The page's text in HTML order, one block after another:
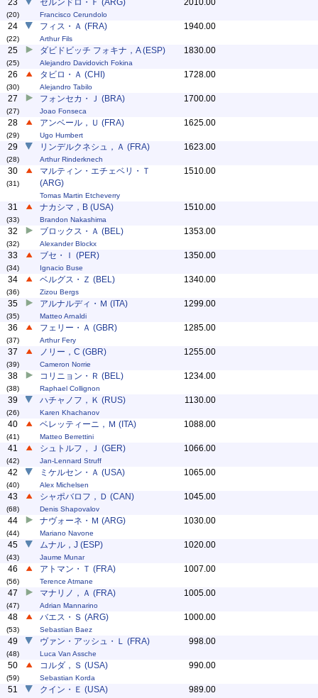
23
(20)
セルンドロ・Ｆ (ARG)
Francisco Cerundolo
2010.00
24
(22)
フィス・Ａ (FRA)
Arthur Fils
1940.00
25
(25)
ダビドビッチ フォキナ，A (ESP)
Alejandro Davidovich Fokina
1830.00
26
(30)
タビロ・Ａ (CHI)
Alejandro Tabilo
1728.00
27
(27)
フォンセカ・Ｊ (BRA)
Joao Fonseca
1700.00
28
(29)
アンベール，Ｕ (FRA)
Ugo Humbert
1625.00
29
(28)
リンデルクネシュ，Ａ (FRA)
Arthur Rinderknech
1623.00
30
(31)
マルティン・エチェベリ・Ｔ
(ARG)
Tomas Martin Etcheverry
1510.00
31
(33)
ナカシマ，B (USA)
Brandon Nakashima
1510.00
32
(32)
ブロックス・Ａ (BEL)
Alexander Blockx
1353.00
33
(34)
ブセ・Ｉ (PER)
Ignacio Buse
1350.00
34
(36)
ベルグス・Ｚ (BEL)
Zizou Bergs
1340.00
35
(35)
アルナルディ・Ｍ (ITA)
Matteo Arnaldi
1299.00
36
(37)
フェリー・Ａ (GBR)
Arthur Fery
1285.00
37
(39)
ノリー，C (GBR)
Cameron Norrie
1255.00
38
(38)
コリニョン・Ｒ (BEL)
Raphael Collignon
1234.00
39
(26)
ハチャノフ，Ｋ (RUS)
Karen Khachanov
1130.00
40
(41)
ベレッティーニ，Ｍ (ITA)
Matteo Berrettini
1088.00
41
(42)
シュトルフ，Ｊ (GER)
Jan-Lennard Struff
1066.00
42
(40)
ミケルセン・Ａ (USA)
Alex Michelsen
1065.00
43
(68)
シャポバロフ，Ｄ (CAN)
Denis Shapovalov
1045.00
44
(44)
ナヴォーネ・Ｍ (ARG)
Mariano Navone
1030.00
45
(43)
ムナル，J (ESP)
Jaume Munar
1020.00
46
(56)
アトマン・Ｔ (FRA)
Terence Atmane
1007.00
47
(47)
マナリノ，Ａ (FRA)
Adrian Mannarino
1005.00
48
(53)
バエス・Ｓ (ARG)
Sebastian Baez
1000.00
49
(48)
ヴァン・アッシュ・Ｌ (FRA)
Luca Van Assche
998.00
50
(59)
コルダ，Ｓ (USA)
Sebastian Korda
990.00
51 クイン・Ｅ (USA) 989.00